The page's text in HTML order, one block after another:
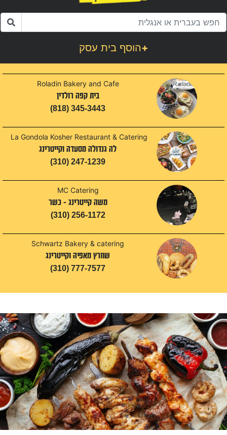
הוסף בית עסק+
Roladin Bakery and Cafe
בית קפה רולדין
(818) 345-3443
La Gondola Kosher Restaurant & Catering
לה גנדולה מסעדה וקייטרינג
(310) 247-1239
MC Catering
משה קייטרינג - כשר
(310) 256-1172
Schwartz Bakery & catering
שוורץ מאפיה וקייטרינג
(310) 777-7577